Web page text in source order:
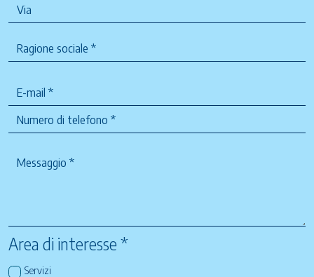
Area di interesse *
Servizi